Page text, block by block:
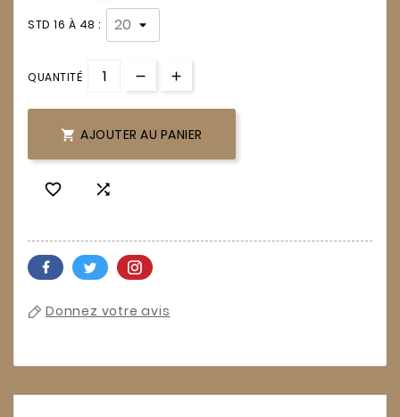
STD 16 À 48 :
QUANTITÉ
 AJOUTER AU PANIER
 
Donnez votre avis